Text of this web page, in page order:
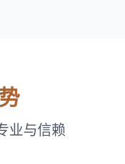
业与信赖